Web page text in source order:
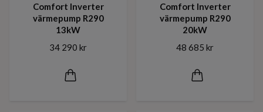
Comfort Inverter
värmepump R290
13kW
34 290 kr
Comfort Inverter
värmepump R290
20kW
48 685 kr